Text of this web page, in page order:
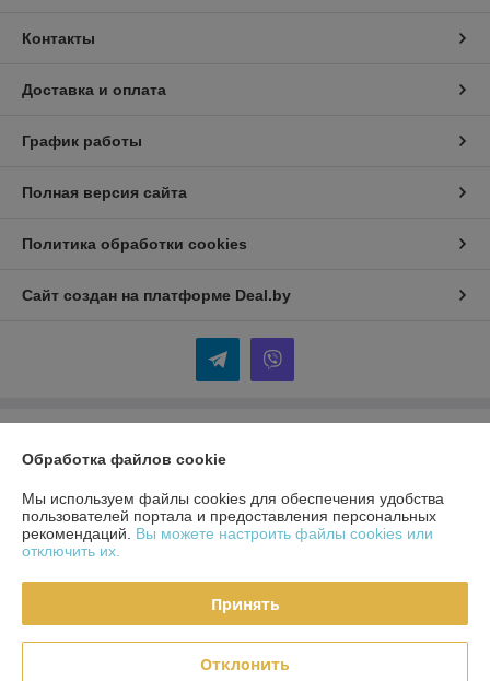
Контакты
Доставка и оплата
График работы
Полная версия сайта
Политика обработки cookies
Сайт создан на платформе Deal.by
Александрович
Беларусь, Гомельская обл., Гомельский р-н.
Регистрационный номер ЕГР: 490393325
Регистрационный орган: Гомельский районный исполнительный
комитет
Дата регистрации компании: 30.11.2018
Обработка файлов cookie
Мы используем файлы cookies для обеспечения удобства
пользователей портала и предоставления персональных
рекомендаций. Вы можете настроить файлы cookies или
отключить их.
Принять
Отклонить